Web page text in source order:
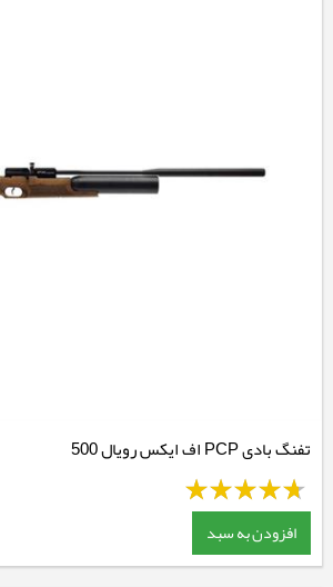
تفنگ بادی PCP اف ایکس رویال 500
افزودن به سبد